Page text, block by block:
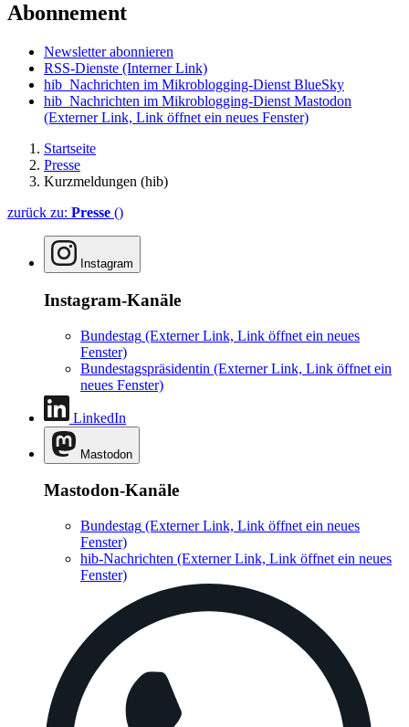
Abonnement
Newsletter abonnieren
RSS-Dienste (Interner Link)
hib_Nachrichten im Mikroblogging-Dienst BlueSky
hib_Nachrichten im Mikroblogging-Dienst Mastodon
(Externer Link, Link öffnet ein neues Fenster)
Startseite
Presse
Kurzmeldungen (hib)
zurück zu: Presse ()
Instagram
Instagram-Kanäle
Bundestag (Externer Link, Link öffnet ein neues
Fenster)
Bundestagspräsidentin (Externer Link, Link öffnet ein
neues Fenster)
LinkedIn
Mastodon
Mastodon-Kanäle
Bundestag (Externer Link, Link öffnet ein neues
Fenster)
hib-Nachrichten (Externer Link, Link öffnet ein neues
Fenster)